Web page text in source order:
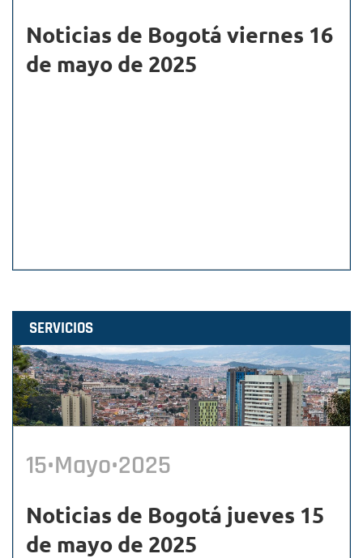
Noticias de Bogotá viernes 16
de mayo de 2025
SERVICIOS
15•Mayo•2025
Noticias de Bogotá jueves 15
de mayo de 2025